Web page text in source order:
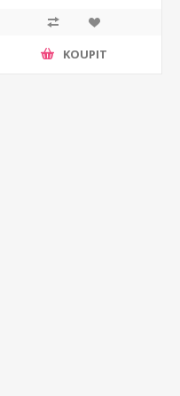
KOUPIT